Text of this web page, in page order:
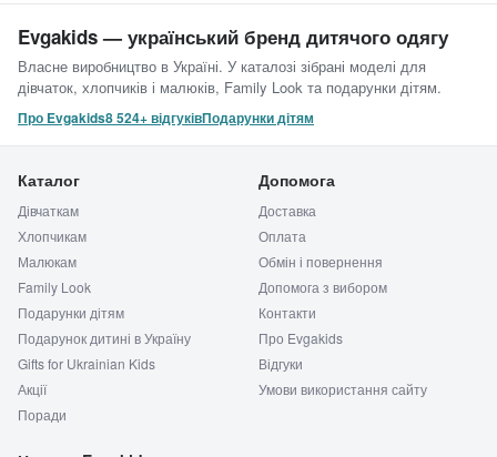
Evgakids — український бренд дитячого одягу
Власне виробництво в Україні. У каталозі зібрані моделі для
дівчаток, хлопчиків і малюків, Family Look та подарунки дітям.
Про Evgakids8 524+ відгуківПодарунки дітям
Каталог
Дівчаткам
Хлопчикам
Малюкам
Family Look
Подарунки дітям
Подарунок дитині в Україну
Gifts for Ukrainian Kids
Акції
Поради
Допомога
Доставка
Оплата
Обмін і повернення
Допомога з вибором
Контакти
Про Evgakids
Відгуки
Умови використання сайту